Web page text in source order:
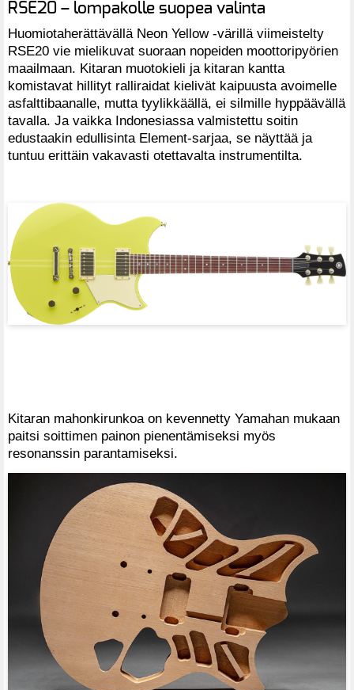
RSE20 – lompakolle suopea valinta
Huomiotaherättävällä Neon Yellow -värillä viimeistelty
RSE20 vie mielikuvat suoraan nopeiden moottoripyörien
maailmaan. Kitaran muotokieli ja kitaran kantta
komistavat hillityt ralliraidat kielivät kaipuusta avoimelle
asfalttibaanalle, mutta tyylikkäällä, ei silmille hyppäävällä
tavalla. Ja vaikka Indonesiassa valmistettu soitin
edustaakin edullisinta Element-sarjaa, se näyttää ja
tuntuu erittäin vakavasti otettavalta instrumentilta.
Kitaran mahonkirunkoa on kevennetty Yamahan mukaan
paitsi soittimen painon pienentämiseksi myös
resonanssin parantamiseksi.